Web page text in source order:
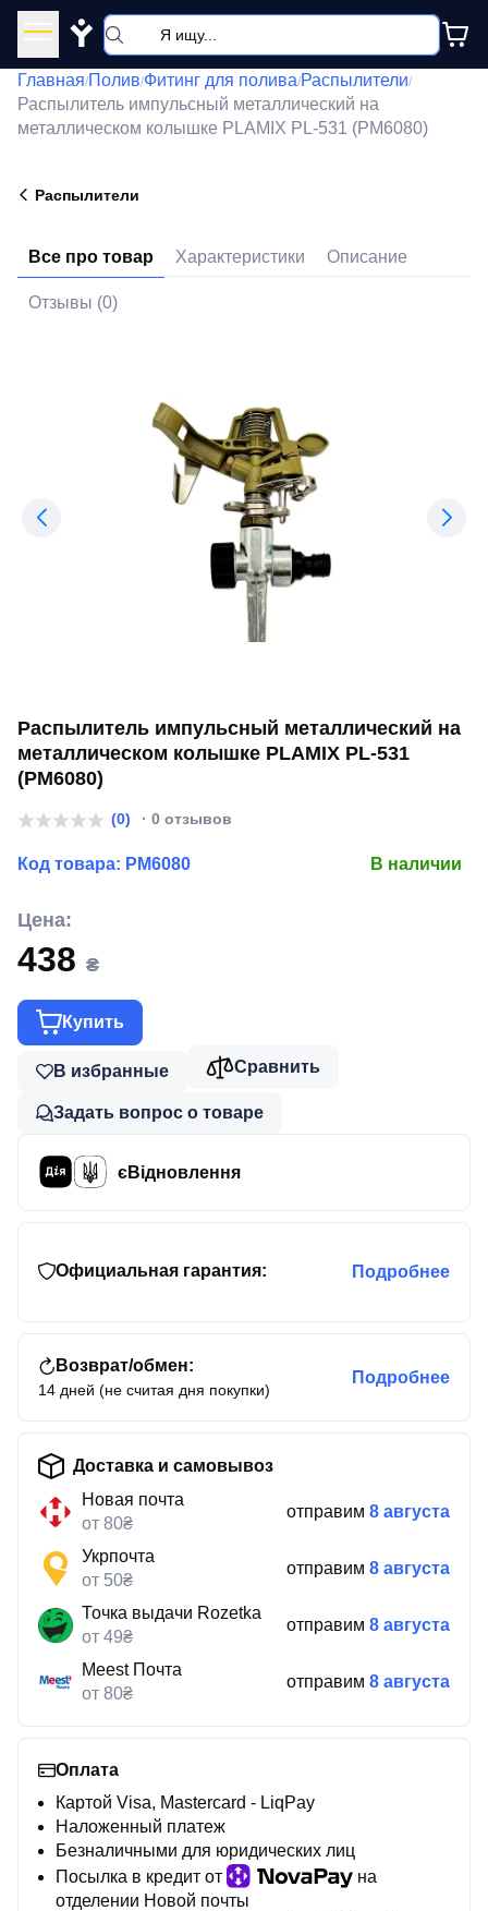
Y
Главная/Полив/Фитинг для полива/Распылители/
Распылитель импульсный металлический на
металлическом колышке PLAMIX PL-531 (PM6080)
Распылители
Все про товар Характеристики Описание
Отзывы (0)
Распылитель импульсный металлический на
металлическом колышке PLAMIX PL-531
(PM6080)
(0) · 0 отзывов
Код товара: PM6080 В наличии
Цена:
438 ₴
Купить
В избранные Сравнить
Задать вопрос о товаре
єВідновлення
Официальная гарантия: Подробнее
Возврат/обмен:
14 дней (не считая дня покупки)
Подробнее
Доставка и самовывоз
Новая почта
от 80₴
отправим 8 августа
Укрпочта
от 50₴
отправим 8 августа
Точка выдачи Rozetka
от 49₴
отправим 8 августа
Meest Почта
от 80₴
отправим 8 августа
Оплата
Картой Visa, Mastercard - LiqPay
Наложенный платеж
Безналичными для юридических лиц
Посылка в кредит от
на
отделении Новой почты